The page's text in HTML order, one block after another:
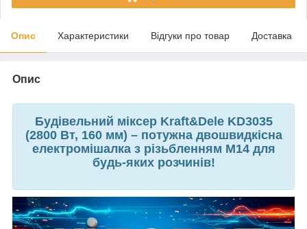
Опис Характеристики Відгуки про товар Доставка
Опис
Будівельний міксер Kraft&Dele KD3035
(2800 Вт, 160 мм) – потужна двошвидкісна
електромішалка з різьбленням M14 для
будь-яких розчинів!